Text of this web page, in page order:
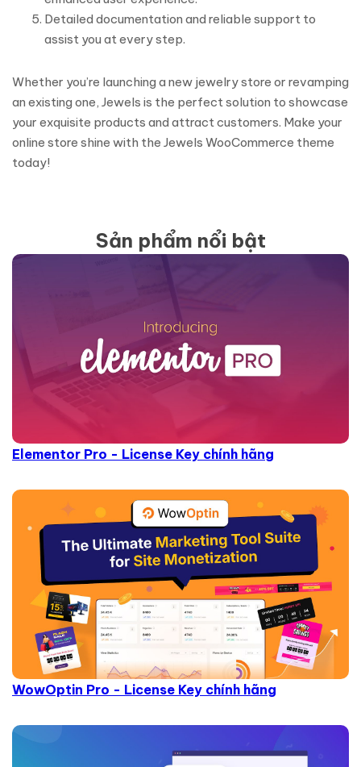
Detailed documentation and reliable support to
assist you at every step.
Whether you’re launching a new jewelry store or revamping
an existing one, Jewels is the perfect solution to showcase
your exquisite products and attract customers. Make your
online store shine with the Jewels WooCommerce theme
today!
Sản phẩm nổi bật
Elementor Pro - License Key chính hãng
WowOptin Pro - License Key chính hãng